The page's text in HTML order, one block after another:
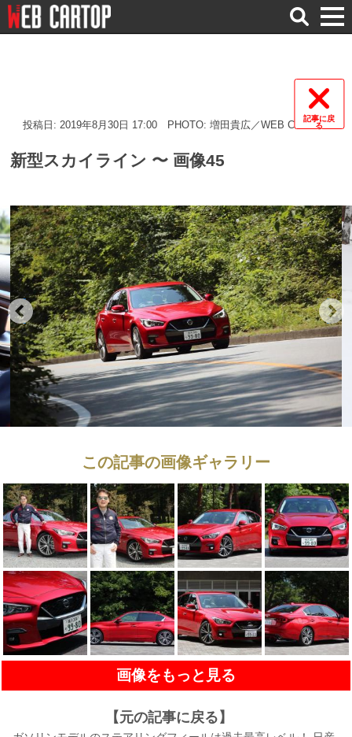
検
索
記事に戻
る
投稿日: 2019年8月30日 17:00 PHOTO: 増田貴広／WEB CARTOP
新型スカイライン 〜 画像45
この記事の画像ギャラリー
画像をもっと見る
【元の記事に戻る】